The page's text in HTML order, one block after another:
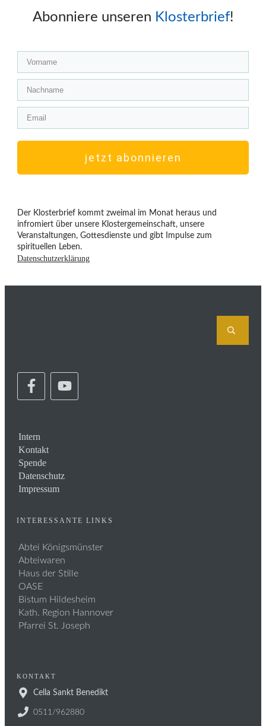
Abonniere unseren Klosterbrief!
jetzt abonnieren
Der Klosterbrief kommt zweimal im Monat heraus und
infromiert über unsere Klostergemeinschaft, unsere
Veranstaltungen, Gottesdienste und gibt Impulse zum
spirituellen Leben.
Datenschutzerklärung
Intern
Kontakt
Spende
Datenschutz
Impressum
INTERESSANTE LINKS
Abtei Königsmünster
Abteiwaren
Haus der Stille
OASE
Bistum Hildesheim
Kath. Region Hannover
Pfarrei St. Joseph
KONTAKT
Cella Sankt Benedikt
0511/962880